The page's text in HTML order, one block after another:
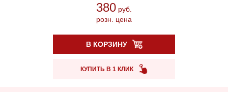
380 руб.
розн. цена
В КОРЗИНУ
КУПИТЬ В 1 КЛИК